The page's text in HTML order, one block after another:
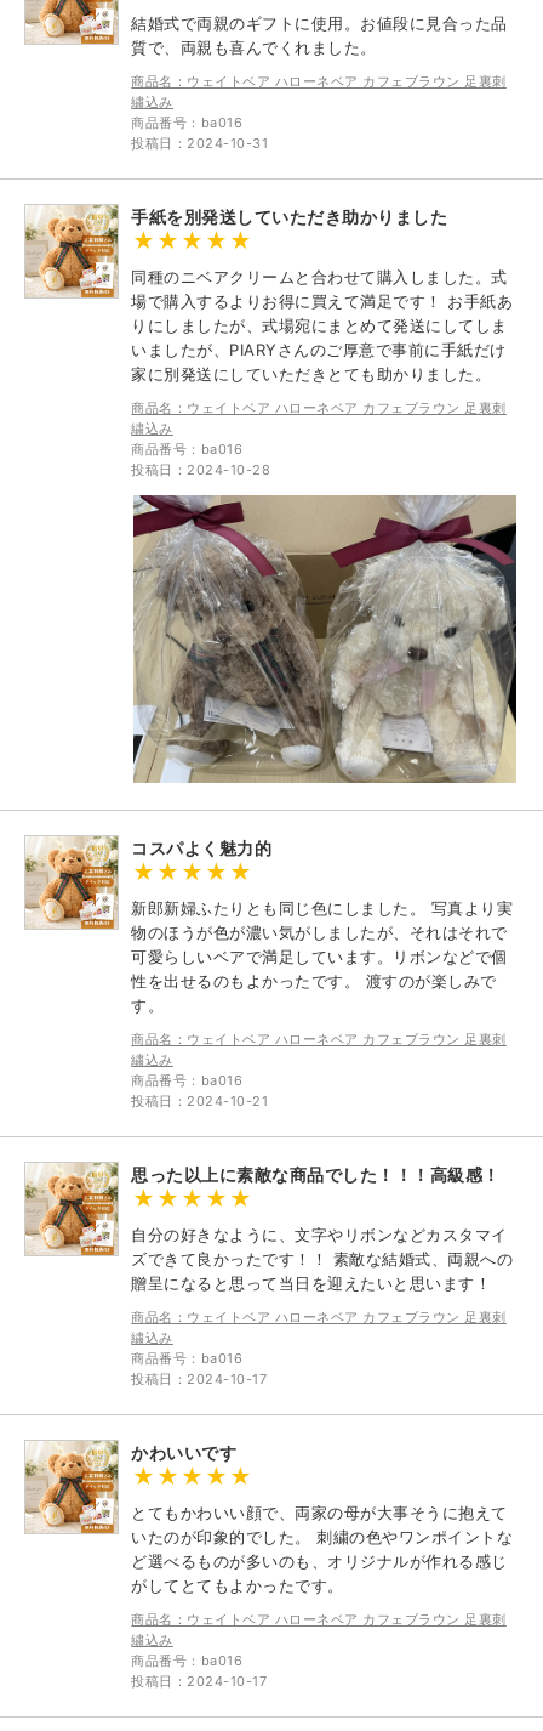
結婚式で両親のギフトに使用。お値段に見合った品
質で、両親も喜んでくれました。
商品名：ウェイトベア ハローネベア カフェブラウン 足裏刺
繍込み
商品番号：ba016
投稿日：2024-10-31
手紙を別発送していただき助かりました
同種のニベアクリームと合わせて購入しました。式
場で購入するよりお得に買えて満足です！ お手紙あ
りにしましたが、式場宛にまとめて発送にしてしま
いましたが、PIARYさんのご厚意で事前に手紙だけ
家に別発送にしていただきとても助かりました。
商品名：ウェイトベア ハローネベア カフェブラウン 足裏刺
繍込み
商品番号：ba016
投稿日：2024-10-28
コスパよく魅力的
新郎新婦ふたりとも同じ色にしました。 写真より実
物のほうが色が濃い気がしましたが、それはそれで
可愛らしいベアで満足しています。リボンなどで個
性を出せるのもよかったです。 渡すのが楽しみで
す。
商品名：ウェイトベア ハローネベア カフェブラウン 足裏刺
繍込み
商品番号：ba016
投稿日：2024-10-21
思った以上に素敵な商品でした！！！高級感！
自分の好きなように、文字やリボンなどカスタマイ
ズできて良かったです！！ 素敵な結婚式、両親への
贈呈になると思って当日を迎えたいと思います！
商品名：ウェイトベア ハローネベア カフェブラウン 足裏刺
繍込み
商品番号：ba016
投稿日：2024-10-17
かわいいです
とてもかわいい顔で、両家の母が大事そうに抱えて
いたのが印象的でした。 刺繍の色やワンポイントな
ど選べるものが多いのも、オリジナルが作れる感じ
がしてとてもよかったです。
商品名：ウェイトベア ハローネベア カフェブラウン 足裏刺
繍込み
商品番号：ba016
投稿日：2024-10-17